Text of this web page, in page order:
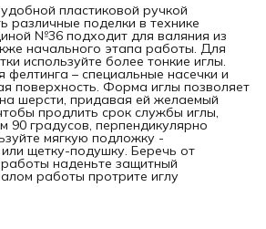
пластиковой ручкой
различные поделки в технике
№36 подходит для валяния из
начального этапа работы. Для
используйте более тонкие иглы.
фелтинга – специальные насечки и
поверхность. Форма иглы позволяет
шерсти, придавая ей желаемый
продлить срок службы иглы,
90 градусов, перпендикулярно
мягкую подложку -
щетку-подушку. Беречь от
наденьте защитный
работы протрите иглу